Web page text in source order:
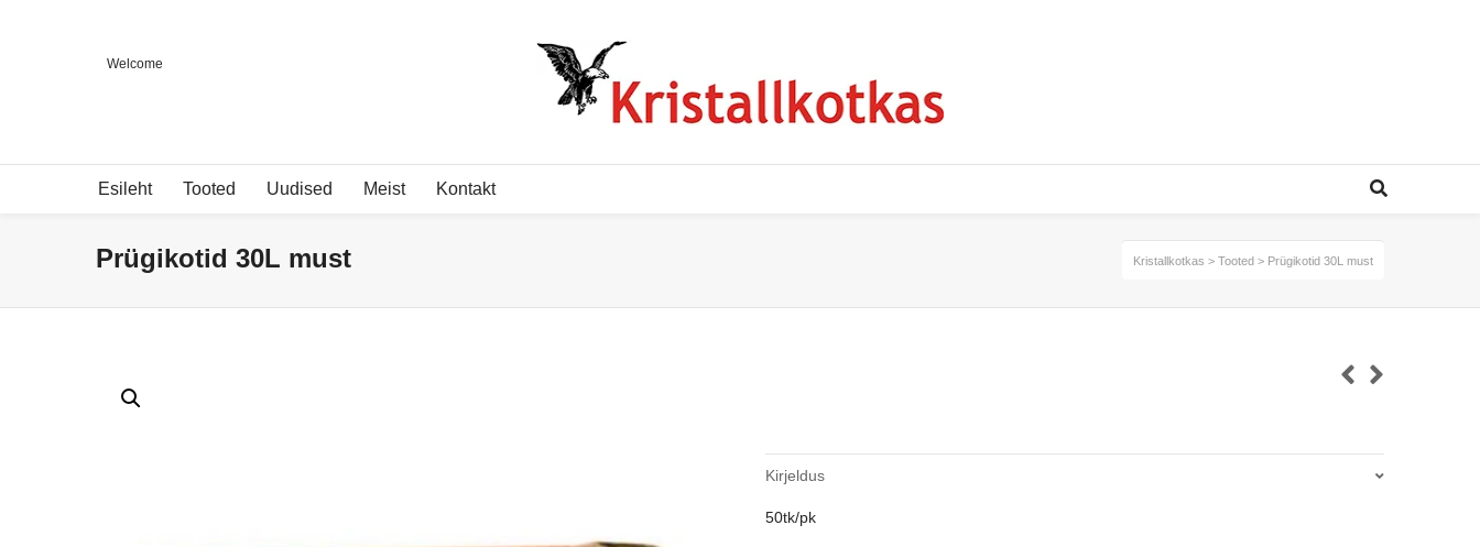
Welcome
Esileht Tooted Uudised Meist Kontakt
Prügikotid 30L must Kristallkotkas > Tooted > Prügikotid 30L must
Kirjeldus
50tk/pk